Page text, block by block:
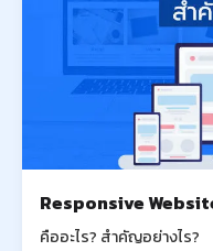
Responsive
คืออะไร? สำคัญอย่างไร?